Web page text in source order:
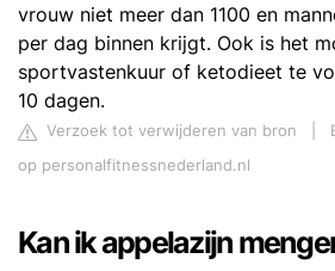
vrouw niet meer dan 1100 en
per dag binnen krijgt. Ook is het
sportvastenkuur of ketodieet te
10 dagen.
Verzoek tot verwijderen van bron
op personalfitnessnederland.nl
Kan ik appelazijn